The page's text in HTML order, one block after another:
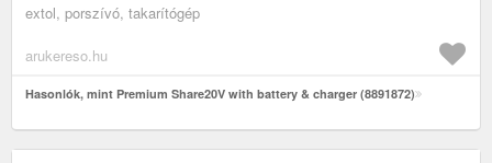
extol, porszívó, takarítógép
arukereso.hu
Hasonlók, mint Premium Share20V with battery & charger (8891872)